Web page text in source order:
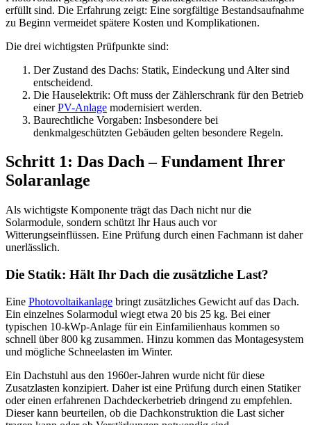
erfüllt sind. Die Erfahrung zeigt: Eine sorgfältige Bestandsaufnahme
zu Beginn vermeidet spätere Kosten und Komplikationen.
Die drei wichtigsten Prüfpunkte sind:
Der Zustand des Dachs: Statik, Eindeckung und Alter sind
entscheidend.
Die Hauselektrik: Oft muss der Zählerschrank für den Betrieb
einerPV-Anlage modernisiert werden.
Baurechtliche Vorgaben: Insbesondere bei
denkmalgeschützten Gebäuden gelten besondere Regeln.
Schritt 1: Das Dach – Fundament Ihrer
Solaranlage
Als wichtigste Komponente trägt das Dach nicht nur die
Solarmodule, sondern schützt Ihr Haus auch vor
Witterungseinflüssen. Eine Prüfung durch einen Fachmann ist daher
unerlässlich.
Die Statik: Hält Ihr Dach die zusätzliche Last?
Eine Photovoltaikanlage bringt zusätzliches Gewicht auf das Dach.
Ein einzelnes Solarmodul wiegt etwa 20 bis 25 kg. Bei einer
typischen 10-kWp-Anlage für ein Einfamilienhaus kommen so
schnell über 800 kg zusammen. Hinzu kommen das Montagesystem
und mögliche Schneelasten im Winter.
Ein Dachstuhl aus den 1960er-Jahren wurde nicht für diese
Zusatzlasten konzipiert. Daher ist eine Prüfung durch einen Statiker
oder einen erfahrenen Dachdeckerbetrieb dringend zu empfehlen.
Dieser kann beurteilen, ob die Dachkonstruktion die Last sicher